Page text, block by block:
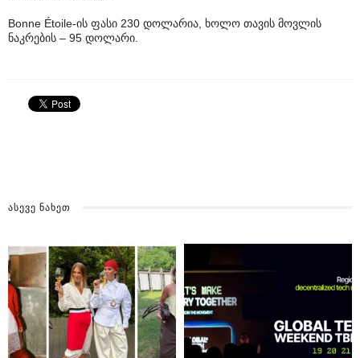
Bonne Étoile-ის ფასი 230 დოლარია, ხოლო თავის მოვლის
ნაკრების – 95 დოლარი.
ᲐᲡᲔᲕᲔ ᲜᲐᲮᲔᲗ